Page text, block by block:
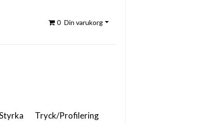
0 Din varukorg
Tryck/Profilering